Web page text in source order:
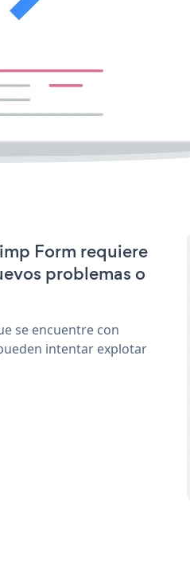
Form requiere
problemas o
se encuentre con
intentar explotar